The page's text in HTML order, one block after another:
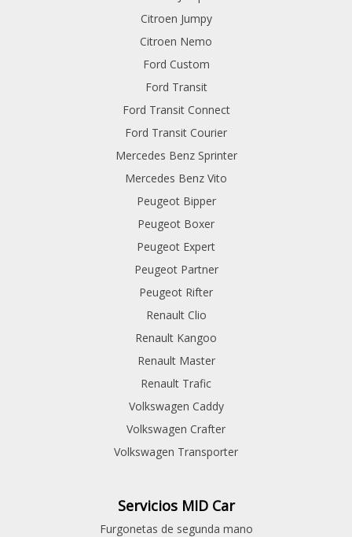
Citroen Jumpy
Citroen Nemo
Ford Custom
Ford Transit
Ford Transit Connect
Ford Transit Courier
Mercedes Benz Sprinter
Mercedes Benz Vito
Peugeot Bipper
Peugeot Boxer
Peugeot Expert
Peugeot Partner
Peugeot Rifter
Renault Clio
Renault Kangoo
Renault Master
Renault Trafic
Volkswagen Caddy
Volkswagen Crafter
Volkswagen Transporter
Servicios MID Car
Furgonetas de segunda mano